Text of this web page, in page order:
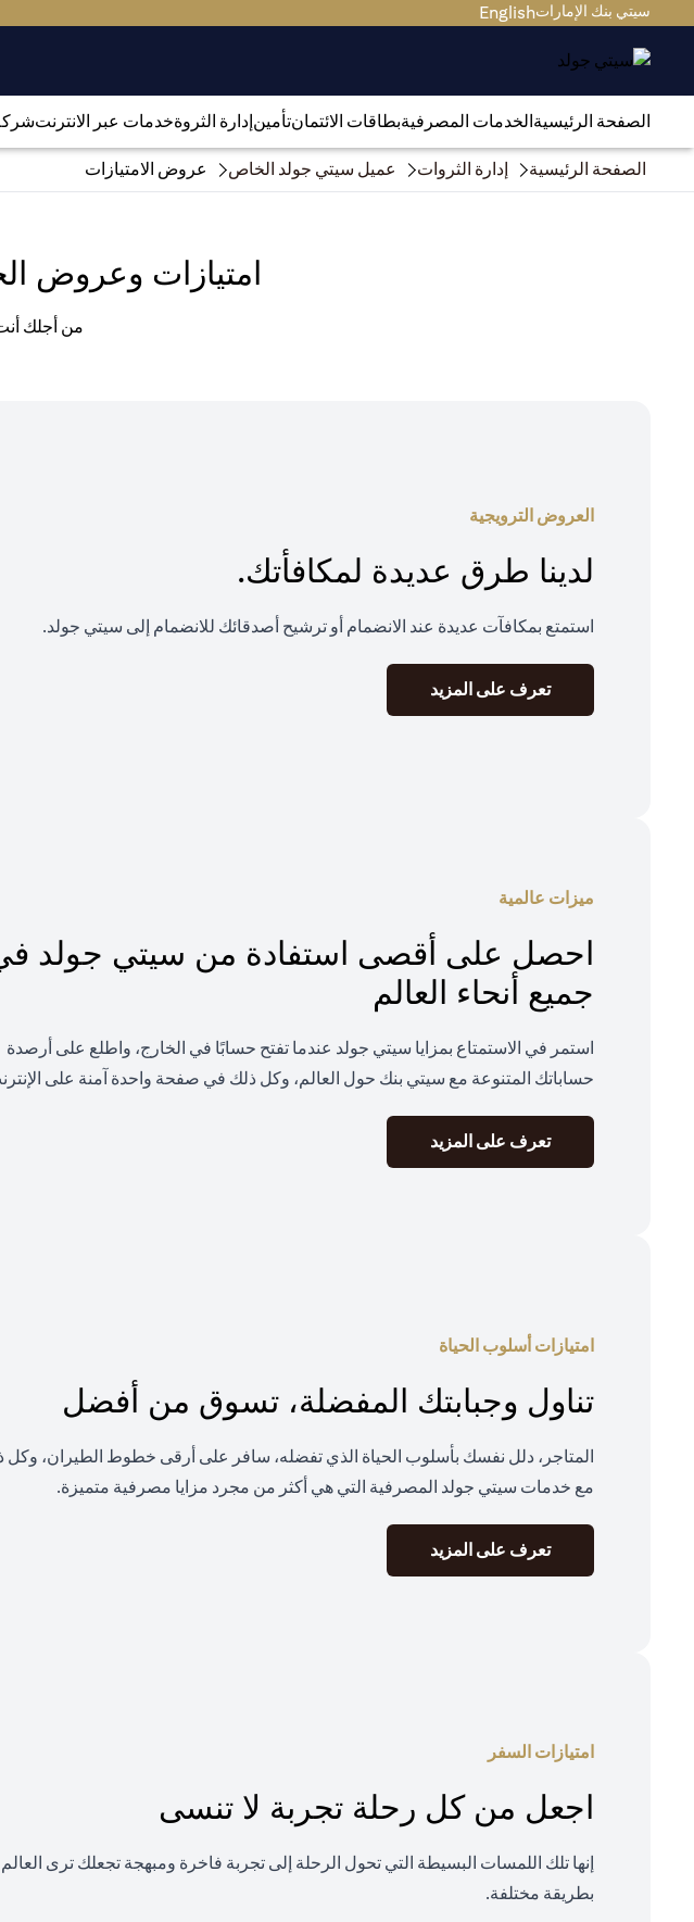
سيتي بنك الإماراتEnglish
الصفحة الرئيسيةالخدمات المصرفيةبطاقات الائتمانتأمينإدارة الثروةخدمات عبر الانترنت
الصفحة الرئيسية إدارة الثروات عميل سيتي جولد الخاص عروض الامتيازات
امتيازات وعروض
من أجلك
العروض الترويجية
لدينا طرق عديدة لمكافأتك.
استمتع بمكافآت عديدة عند الانضمام أو ترشيح أصدقائك للانضمام إلى سيتي جولد.
تعرف على المزيد
ميزات عالمية
احصل على أقصى استفادة من سيتي جولد
جميع أنحاء العالم
استمر في الاستمتاع بمزايا سيتي جولد عندما تفتح حسابًا في الخارج، واطلع على أرصدة
حساباتك المتنوعة مع سيتي بنك حول العالم، وكل ذلك في صفحة واحدة آمنة على
تعرف على المزيد
امتيازات أسلوب الحياة
تناول وجبابتك المفضلة، تسوق من أفضل
المتاجر، دلل نفسك بأسلوب الحياة الذي تفضله، سافر على أرقى خطوط الطيران، وكل
مع خدمات سيتي جولد المصرفية التي هي أكثر من مجرد مزايا مصرفية متميزة.
تعرف على المزيد
امتيازات السفر
اجعل من كل رحلة تجربة لا تنسى
إنها تلك اللمسات البسيطة التي تحول الرحلة إلى تجربة فاخرة ومبهجة تجعلك ترى العالم
بطريقة مختلفة.